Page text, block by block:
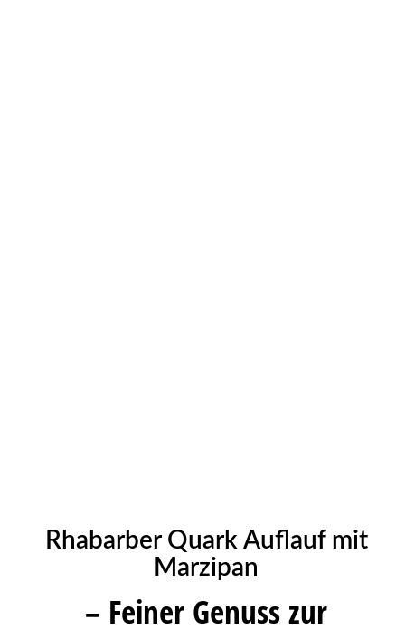
Rhabarber Quark Auflauf mit
Marzipan
– Feiner Genuss zur